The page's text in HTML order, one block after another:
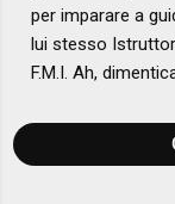
per imparare a
lui stesso
F.M.I. Ah,